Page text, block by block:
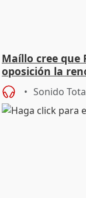
Maíllo cree que
oposición la
Defensor
Sonido